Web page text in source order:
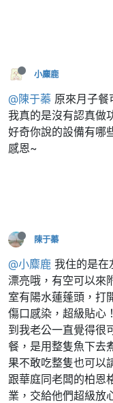
小麋鹿
@陳于蓁 原來月子餐
我真的是沒有認真做
好奇你說的設備有哪
感恩~
陳于蓁
@小麋鹿 我住的是在
漂亮哦，有空可以來
室有陽水蓮蓬頭，打
傷口感染，超級貼心
到我老公一直覺得很
餐，是用整隻魚下去
果不敢吃整隻也可以
跟華庭同老闆的柏恩
業，交給他們超級放